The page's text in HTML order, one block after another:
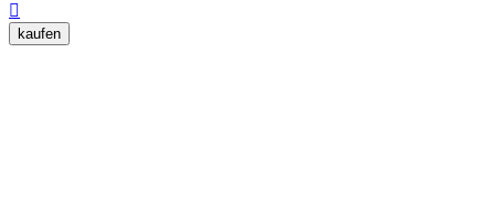

kaufen